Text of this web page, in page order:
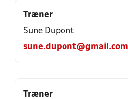
Træner
Sune Dupont
sune.dupont@gmail.com
Træner